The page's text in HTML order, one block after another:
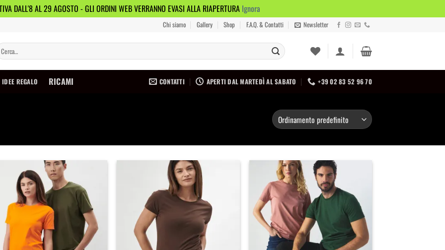
DALL'8 AL 29 AGOSTO - GLI ORDINI WEB VERRANNO EVASI ALLA RIAPERTURA Ignora
Chi siamo Gallery Shop F.A.Q. & Contatti Newsletter
IDEE REGALO RICAMI CONTATTI APERTI DAL MARTEDÌ AL SABATO +39 02 83 52 96 70
Aggiungi
alla
lista dei
desideri
alla
lista dei
desideri